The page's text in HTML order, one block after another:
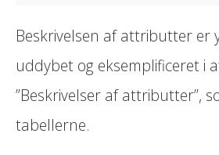
Beskrivelsen af attributter er
uddybet og eksemplificeret i
”Beskrivelser af attributter”,
tabellerne.